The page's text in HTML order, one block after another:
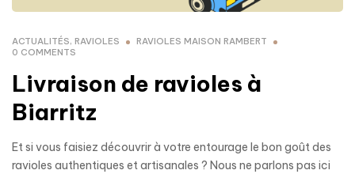
ACTUALITÉS, RAVIOLES
RAVIOLES MAISON RAMBERT
0 COMMENTS
Livraison de ravioles à
Biarritz
Et si vous faisiez découvrir à votre entourage le bon goût des
ravioles authentiques et artisanales ? Nous ne parlons pas ici